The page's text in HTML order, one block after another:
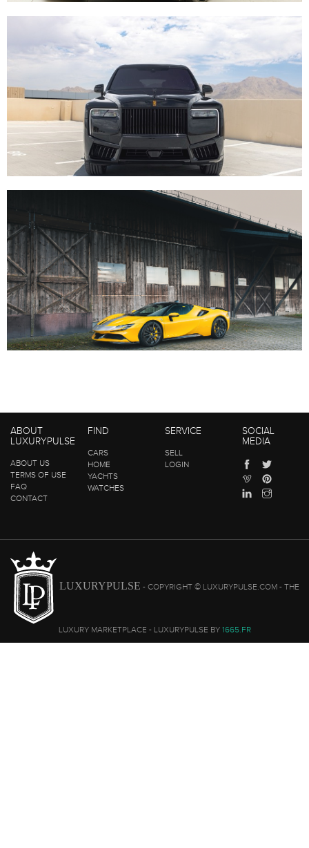
ABOUT
LUXURYPULSE
ABOUT US
TERMS OF USE
FAQ
CONTACT
FIND
CARS
HOME
YACHTS
WATCHES
SERVICE
SELL
LOGIN
SOCIAL
MEDIA
LUXURYPULSE - COPYRIGHT © LUXURYPULSE.COM - THE
LUXURY MARKETPLACE - LUXURYPULSE BY 1665.FR